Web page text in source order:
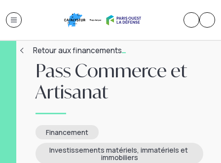
Retour aux financements
Pass Commerce et
Artisanat
Financement
Investissements matériels, immatériels et
immobiliers